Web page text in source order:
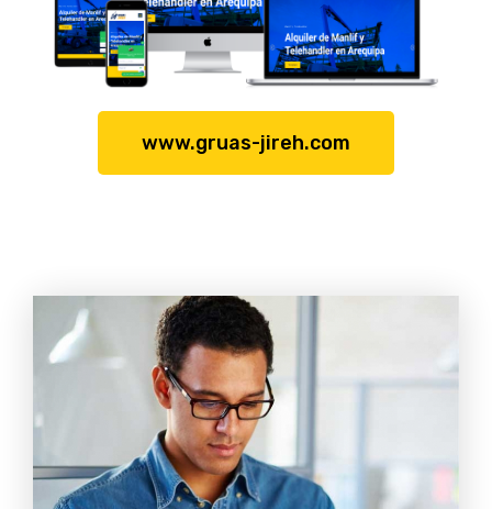
www.gruas-jireh.com